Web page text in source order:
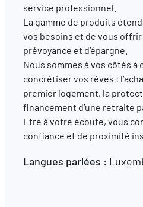
service professionnel.
La gamme de produits
vos besoins et de vous
prévoyance et d’épargne.
Nous sommes à vos côtés
concrétiser vos rêves :
premier logement, la
financement d’une retraite
Etre à votre écoute, vous
confiance et de proximité
Langues parlées :